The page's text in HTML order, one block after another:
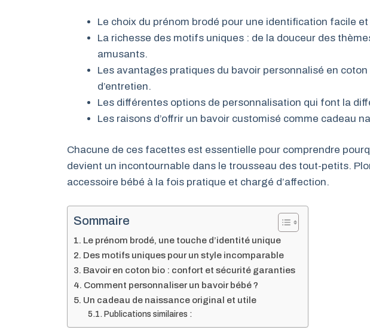
Le choix du prénom brodé pour une identification facile
La richesse des motifs uniques : de la douceur des
amusants.
Les avantages pratiques du bavoir personnalisé en
d’entretien.
Les différentes options de personnalisation qui font la
Les raisons d’offrir un bavoir customisé comme cadeau
Chacune de ces facettes est essentielle pour comprendre
devient un incontournable dans le trousseau des tout-petits.
accessoire bébé à la fois pratique et chargé d’affection.
Sommaire
Le prénom brodé, une touche d’identité unique
Des motifs uniques pour un style incomparable
Bavoir en coton bio : confort et sécurité garanties
Comment personnaliser un bavoir bébé ?
Un cadeau de naissance original et utile
Publications similaires :